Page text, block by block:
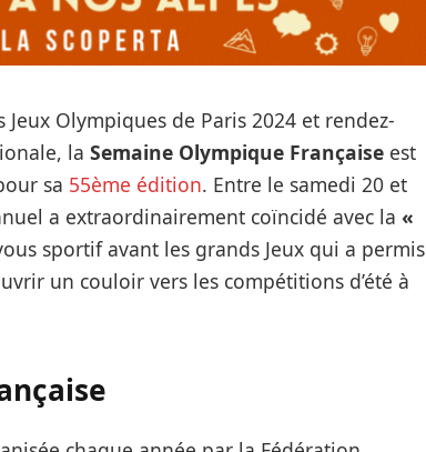
Olympiques de Paris 2024 et rendez-
la Semaine Olympique Françaiseest
sa 55ème édition. Entre le samedi 20 et
a extraordinairement coïncidé avec la «
sportif avant les grands Jeux qui a permis
un couloir vers les compétitions d’été à